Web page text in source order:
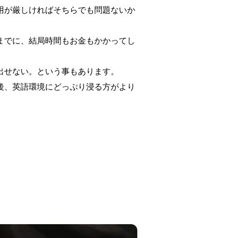
厳しければそちらでも問題ないか
に、結局時間もお金もかかってし
ない。という事もあります。
英語環境にどっぷり浸る方がより